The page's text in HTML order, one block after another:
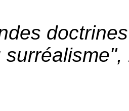
surréalisme",